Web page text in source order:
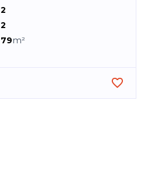
2
2
79m²